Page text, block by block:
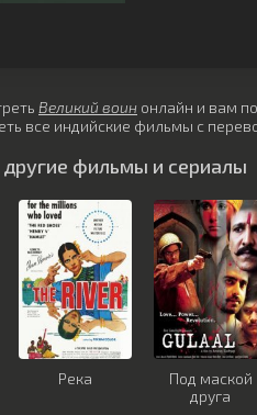
Великий воин онлайн и вам
все индийские фильмы с
фильмы и сериалы
Река
Под маской
друга